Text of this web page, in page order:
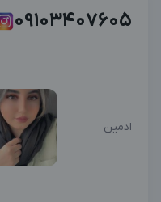
09103407605
ادمين